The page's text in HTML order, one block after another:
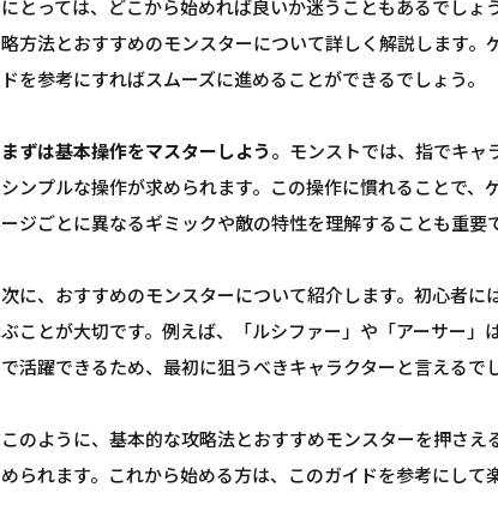
にとっては、どこから始めれば良いか迷うこともあるでしょ
略方法とおすすめのモンスターについて詳しく解説します。
ドを参考にすればスムーズに進めることができるでしょう。
まずは基本操作をマスターしよう 。モンストでは、指でキャ
シンプルな操作が求められます。この操作に慣れることで、
ージごとに異なるギミックや敵の特性を理解することも重要
次に、おすすめのモンスターについて紹介します。初心者に
ぶことが大切です。例えば、「ルシファー」や「アーサー」
で活躍できるため、最初に狙うべきキャラクターと言えるで
このように、基本的な攻略法とおすすめモンスターを押さ
められます。これから始める方は、このガイドを参考にして